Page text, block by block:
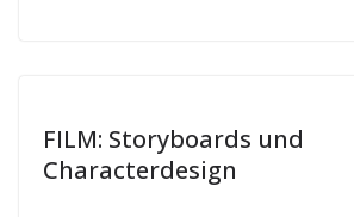
FILM: Storyboards und
Characterdesign